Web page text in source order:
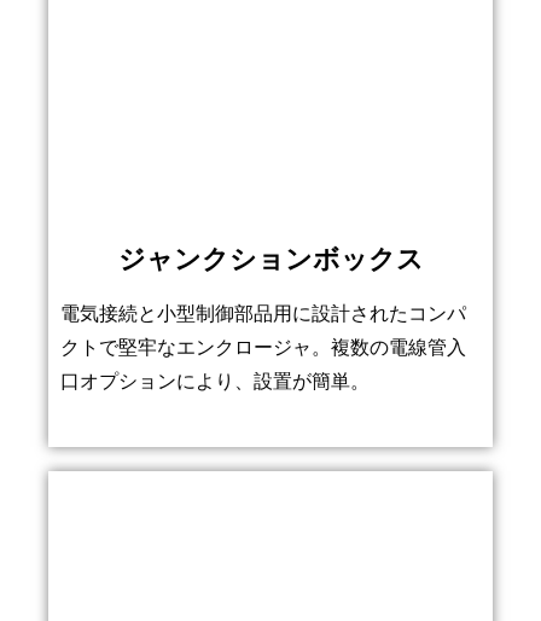
ジャンクションボックス
電気接続と小型制御部品用に設計されたコンパ
クトで堅牢なエンクロージャ。複数の電線管入
口オプションにより、設置が簡単。